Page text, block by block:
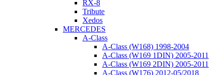
RX-8
Tribute
Xedos
MERCEDES
A-Class
A-Class (W168) 1998-2004
A-Class (W169 1DIN) 2005-2011
A-Class (W169 2DIN) 2005-2011
A-Class (W176) 2012-05/2018